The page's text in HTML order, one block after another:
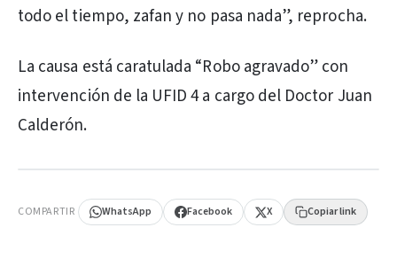
todo el tiempo, zafan y no pasa nada”, reprocha.
La causa está caratulada “Robo agravado” con
intervención de la UFID 4 a cargo del Doctor Juan
Calderón.
COMPARTIR WhatsApp Facebook X Copiar link